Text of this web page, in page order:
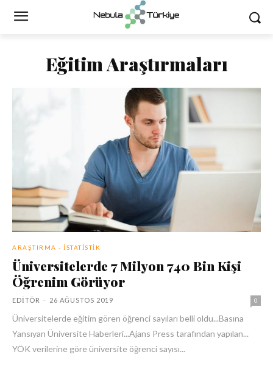
Eğitim Araştırmaları
ARAŞTIRMA - İSTATISTIK
Üniversitelerde 7 Milyon 740 Bin Kişi
Öğrenim Görüyor
EDITÖR - 26 AĞUSTOS 2019 0
Üniversitelerde eğitim gören öğrenci sayıları belli oldu...Basına
Yansıyan Üniversite Haberleri...Ajans Press tarafından yapılan...
YÖK verilerine göre üniversite öğrenci sayısı...